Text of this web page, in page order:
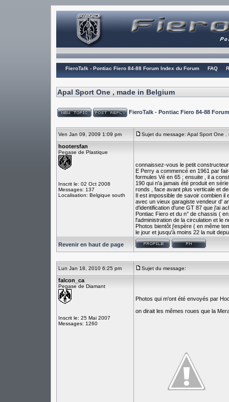
FieroTalk - Pontiac Fiero 84-88 Forum Index du Forum FAQ
Apal Sport One , made in Belgium
FieroTalk - Pontiac Fiero 84-88
Ven Jan 09, 2009 1:09 pm Sujet du message: Apal Sport One ,
hootersfan
Pegase de Plastique
Inscrit le: 02 Oct 2008
Messages: 137
Localisation: Belgique south
connaissez-vous le petit
E Perry a commencé en 1961 par
formules Vé en 65 ; ensuite , il a
190 qui n'a jamais été produit en
ronds , face avant plus verticale et
Il est impossible de savoir combien il
avec un vieux garagiste vendeur d'
d'identification d'une GT 87 que j'ai
Pontiac Fiero et du n° de chassis (
l'administration de la circulation et le
Photos bientôt j'espère ( en même
le jour et jusqu'à moins 22 la nuit
Revenir en haut de page
Lun Jan 18, 2010 6:25 pm Sujet du message:
falcon_ca
Pegase de Diamant
Inscrit le: 25 Mai 2007
Messages: 1260
Photos qui m'ont été envoyés par
on dirait les mêmes roues que la